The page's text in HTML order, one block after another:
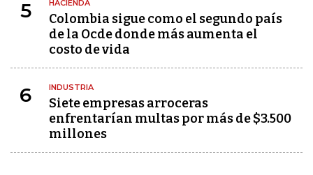
5 HACIENDA
Colombia sigue como el segundo país
de la Ocde donde más aumenta el
costo de vida
6 INDUSTRIA
Siete empresas arroceras
enfrentarían multas por más de $3.500
millones